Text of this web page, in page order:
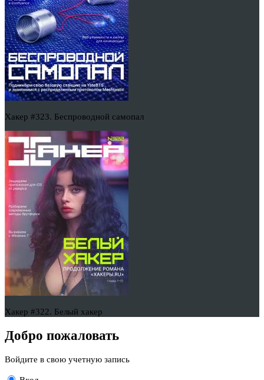
Хакер #323. Беспроводной самопал
Хакер #322. Белый хакер
Добро пожаловать
Войдите в свою учетную запись